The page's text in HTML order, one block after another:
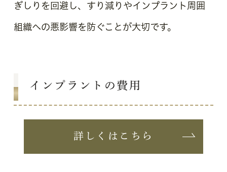
ぎしりを回避し、すり減りやインプラント周囲
組織への悪影響を防ぐことが大切です。
インプラントの費用
詳しくはこちら